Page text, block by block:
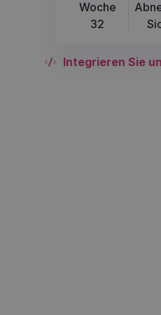
Woche
32
Integrieren Sie